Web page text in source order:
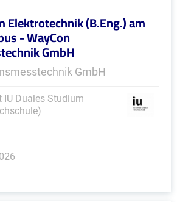
Elektrotechnik (B.Eng.) am
- WayCon
GmbH
GmbH
Duales Studium